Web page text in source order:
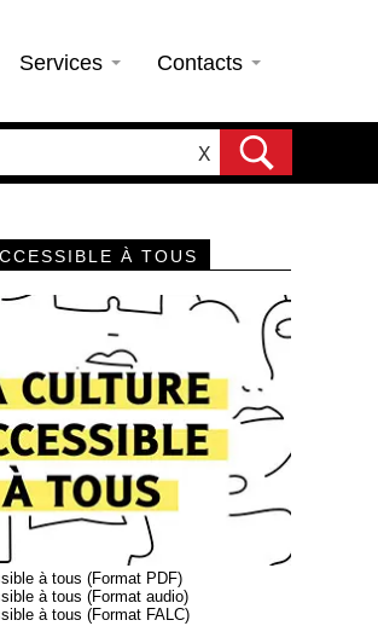
Services Contacts
X
À TOUS
à tous (Format PDF)
à tous (Format audio)
à tous (Format FALC)